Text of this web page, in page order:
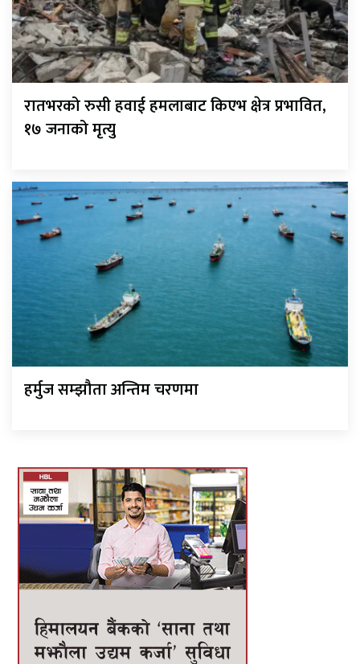
रातभरको रुसी हवाई हमलाबाट किएभ क्षेत्र प्रभावित,
१७ जनाको मृत्यु
हर्मुज सम्झौता अन्तिम चरणमा